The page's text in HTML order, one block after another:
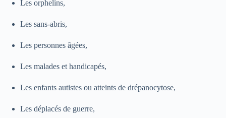
Les orphelins,
Les sans-abris,
Les personnes âgées,
Les malades et handicapés,
Les enfants autistes ou atteints de drépanocytose,
Les déplacés de guerre,